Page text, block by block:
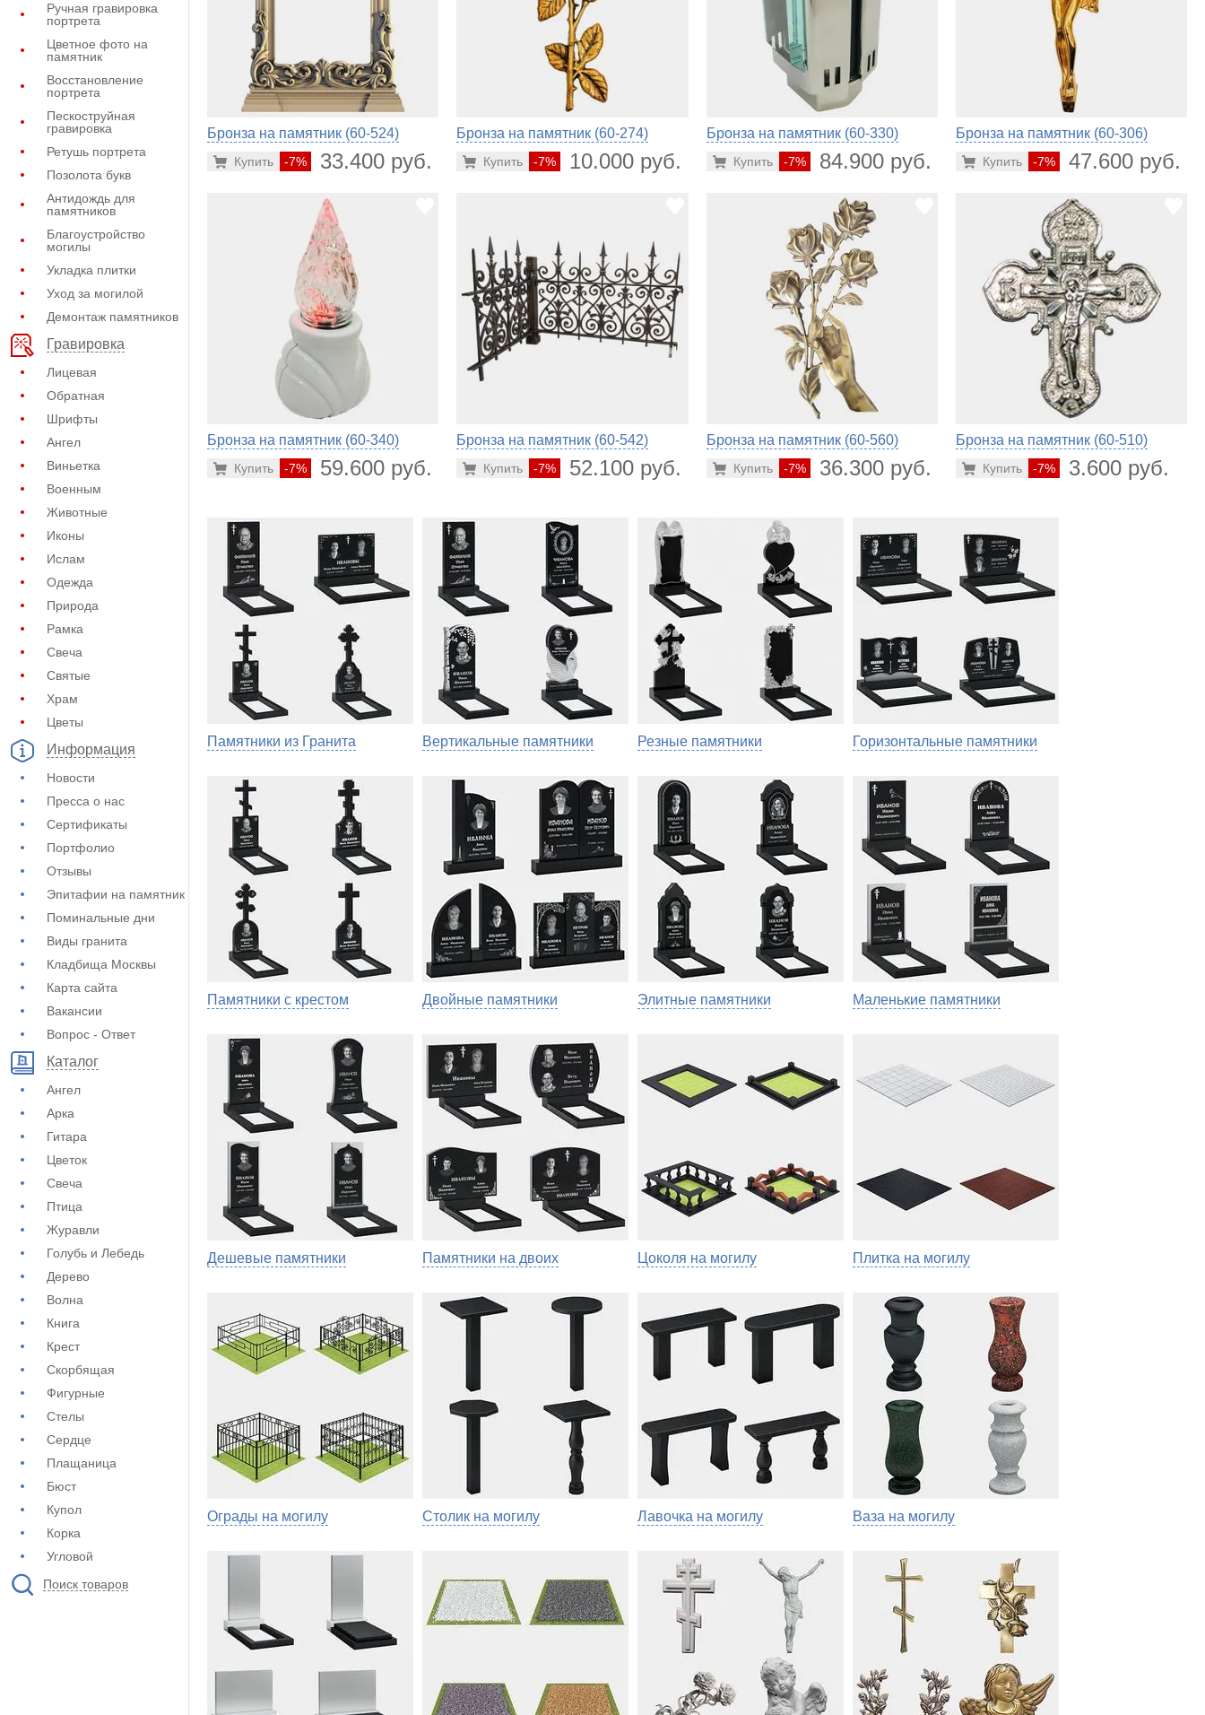
Ручная гравировка
портрета
Цветное фото на
памятник
Восстановление
портрета
Пескоструйная
гравировка
Ретушь портрета
Позолота букв
Антидождь для
памятников
Благоустройство
могилы
Укладка плитки
Уход за могилой
Демонтаж памятников
Гравировка
Лицевая
Обратная
Шрифты
Ангел
Виньетка
Военным
Животные
Иконы
Ислам
Одежда
Природа
Рамка
Свеча
Святые
Храм
Цветы
Информация
Новости
Пресса о нас
Сертификаты
Портфолио
Отзывы
Эпитафии на памятник
Поминальные дни
Виды гранита
Кладбища Москвы
Карта сайта
Вакансии
Вопрос - Ответ
Каталог
Ангел
Арка
Гитара
Цветок
Свеча
Птица
Журавли
Голубь и Лебедь
Дерево
Волна
Книга
Крест
Скорбящая
Фигурные
Стелы
Сердце
Плащаница
Бюст
Купол
Корка
Угловой
Поиск товаров
Бронза на памятник (60-524)
-7% 33.400 руб.
Купить
Бронза на памятник (60-274)
-7% 10.000 руб.
Купить
Бронза на памятник (60-330)
-7% 84.900 руб.
Купить
Бронза на памятник (60-306)
-7% 47.600 руб.
Купить
Бронза на памятник (60-340)
-7% 59.600 руб.
Купить
Бронза на памятник (60-542)
-7% 52.100 руб.
Купить
Бронза на памятник (60-560)
-7% 36.300 руб.
Купить
Бронза на памятник (60-510)
-7% 3.600 руб.
Купить
Памятники из Гранита Вертикальные памятники Резные памятники Горизонтальные памятники
Памятники с крестом Двойные памятники Элитные памятники Маленькие памятники
Дешевые памятники Памятники на двоих Цоколя на могилу Плитка на могилу
Ограды на могилу Столик на могилу Лавочка на могилу Ваза на могилу